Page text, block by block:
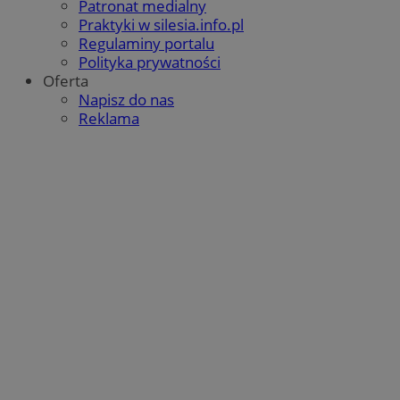
Patronat medialny
Praktyki w silesia.info.pl
Regulaminy portalu
Polityka prywatności
Oferta
Napisz do nas
Reklama
MvSessID
VISITOR_PRIVACY_METADATA